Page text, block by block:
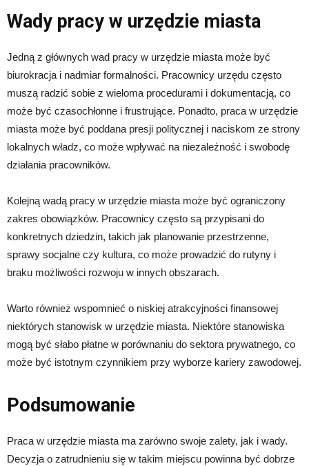
Wady pracy w urzędzie miasta
Jedną z głównych wad pracy w urzędzie miasta może być
biurokracja i nadmiar formalności. Pracownicy urzędu często
muszą radzić sobie z wieloma procedurami i dokumentacją, co
może być czasochłonne i frustrujące. Ponadto, praca w urzędzie
miasta może być poddana presji politycznej i naciskom ze strony
lokalnych władz, co może wpływać na niezależność i swobodę
działania pracowników.
Kolejną wadą pracy w urzędzie miasta może być ograniczony
zakres obowiązków. Pracownicy często są przypisani do
konkretnych dziedzin, takich jak planowanie przestrzenne,
sprawy socjalne czy kultura, co może prowadzić do rutyny i
braku możliwości rozwoju w innych obszarach.
Warto również wspomnieć o niskiej atrakcyjności finansowej
niektórych stanowisk w urzędzie miasta. Niektóre stanowiska
mogą być słabo płatne w porównaniu do sektora prywatnego, co
może być istotnym czynnikiem przy wyborze kariery zawodowej.
Podsumowanie
Praca w urzędzie miasta ma zarówno swoje zalety, jak i wady.
Decyzja o zatrudnieniu się w takim miejscu powinna być dobrze